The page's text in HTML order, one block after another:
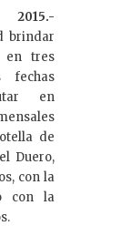
brindar
en tres
fechas
en
de
Duero,
con la
con la